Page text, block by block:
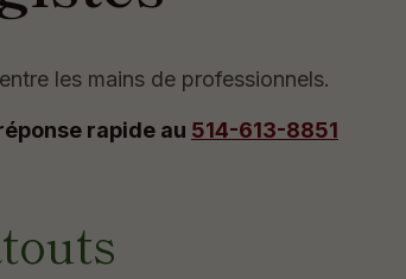
les mains de professionnels.
rapide au 514-613-8851